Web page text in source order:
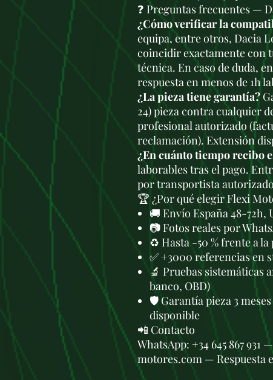
❓ Preguntas frecuentes —
¿Cómo verificar la
equipa, entre otros, Dacia
coincidir exactamente con
técnica. En caso de duda,
respuesta en menos de 1h
¿La pieza tiene garantía?
24) pieza contra cualquier
profesional autorizado
reclamación). Extensión
¿En cuánto tiempo recibo
laborables tras el pago.
por transportista
🏆 ¿Por qué elegir Flexi
🚚 Envío España 48-72h,
📷 Fotos reales por
♻️ Hasta -50 % frente a la
✅ +3000 referencias en
🔬 Pruebas sistemáticas
banco, OBD)
🛡️ Garantía pieza 3
disponible
📲 Contacto
WhatsApp: +34 645 867
motores.com — Respuesta